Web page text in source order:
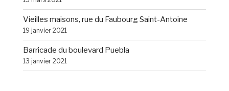
Vieilles maisons, rue du Faubourg Saint-Antoine
19 janvier 2021
Barricade du boulevard Puebla
13 janvier 2021